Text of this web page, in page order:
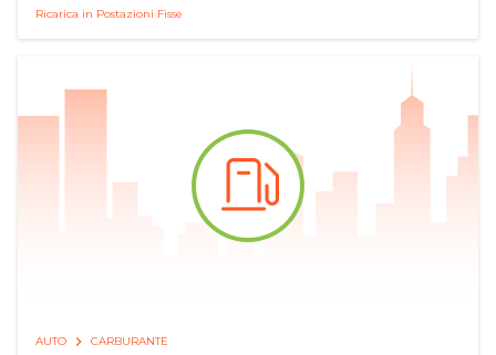
Ricarica in Postazioni Fisse
AUTO CARBURANTE